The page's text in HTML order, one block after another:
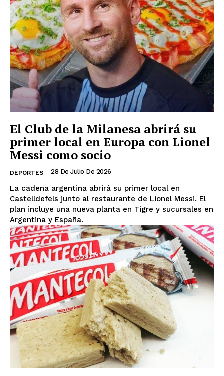
El Club de la Milanesa abrirá su
primer local en Europa con Lionel
Messi como socio
DEPORTES 28 De Julio De 2026
La cadena argentina abrirá su primer local en
Castelldefels junto al restaurante de Lionel Messi. El
plan incluye una nueva planta en Tigre y sucursales en
Argentina y España.